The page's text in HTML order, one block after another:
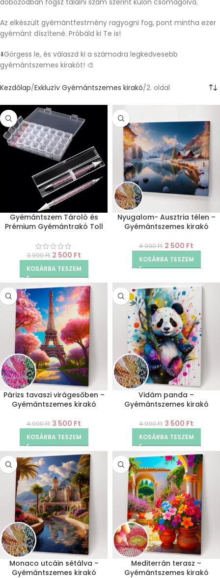
dobozodban fogsz találni szám szerint külön csomagolva.
Az elkészült gyémántfestmény ragyogni fog, pont mintha ezer
gyémánt díszítené. Próbáld ki Te is!
⬇️Görgess le, és válaszd ki a számodra legkedvesebb
gyémántszemes kirakót! 🎨
Kezdőlap Exkluzív Gyémántszemes kirakó 2. oldal
Gyémántszem Tároló és
Prémium Gyémántrakó Toll
3 990Ft 2 500 Ft
KOSÁRBA TESZEM
Nyugalom- Ausztria télen –
Gyémántszemes kirakó
4 990Ft 2 500 Ft
KOSÁRBA TESZEM
Párizs tavaszi virágesőben –
Gyémántszemes kirakó
4 990Ft 3 500 Ft
KOSÁRBA TESZEM
Vidám panda –
Gyémántszemes kirakó
4 990Ft 3 500 Ft
KOSÁRBA TESZEM
Monaco utcáin sétálva –
Gyémántszemes kirakó
Mediterrán terasz –
Gyémántszemes kirakó